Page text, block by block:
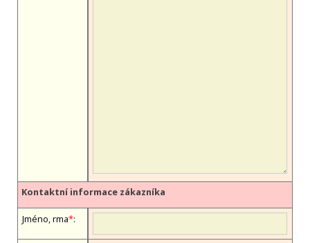
Kontaktní informace zákazníka
Jméno, firma*: